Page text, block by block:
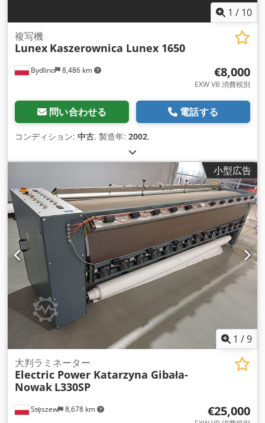
1 / 10
Bydlino 8,486 km
複写機
Lunex Kaszerownica Lunex 1650
€8,000
EXW VB 消費税別
問い合わせる 電話する
コンディション: 中古, 製造年: 2002,
小型広告
1 /9
Stęszew 8,678 km
大判ラミネーター
Electric Power Katarzyna Gibała-
Nowak L330SP
€25,000